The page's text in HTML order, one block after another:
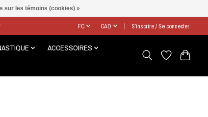
FC CAD S’inscrire / Se connecter
ACCESSOIRES
sur les témoins (cookies) »